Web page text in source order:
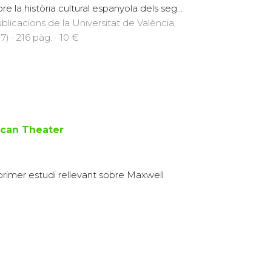
la història cultural espanyola dels seg...
de la Universitat de València,
· 216 pàg. · 10 €
Theater
estudi rellevant sobre Maxwell